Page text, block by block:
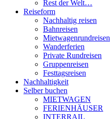
Rest der Welt…
Reiseform
Nachhaltig reisen
Bahnreisen
Mietwagenrundreisen
Wanderferien
Private Rundreisen
Gruppenreisen
Festtagsreisen
Nachhaltigkeit
Selber buchen
MIETWAGEN
FERIENHÄUSER
INTERRAIL